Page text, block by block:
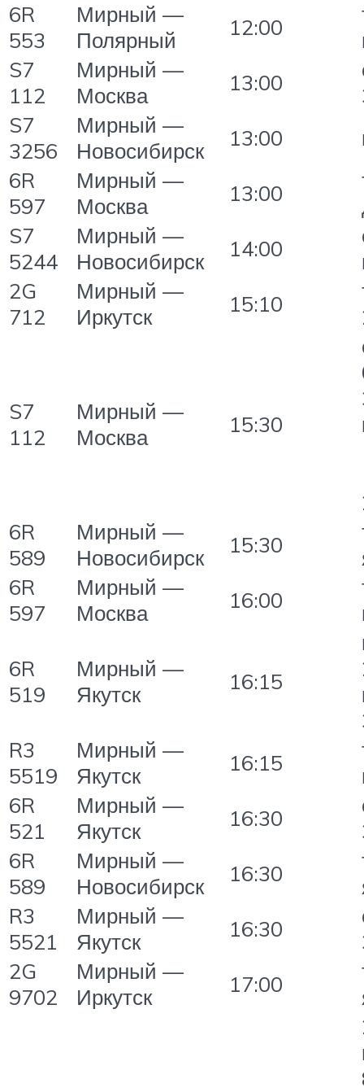
6R
553
Мирный —
Полярный
12:00
S7
112
Мирный —
Москва
13:00
S7
3256
Мирный —
Новосибирск
13:00
6R
597
Мирный —
Москва
13:00
S7
5244
Мирный —
Новосибирск
14:00
2G
712
Мирный —
Иркутск
15:10
S7
112
Мирный —
Москва
15:30
6R
589
Мирный —
Новосибирск
15:30
6R
597
Мирный —
Москва
16:00
6R
519
Мирный —
Якутск
16:15
R3
5519
Мирный —
Якутск
16:15
6R
521
Мирный —
Якутск
16:30
6R
589
Мирный —
Новосибирск
16:30
R3
5521
Мирный —
Якутск
16:30
2G
9702
Мирный —
Иркутск
17:00